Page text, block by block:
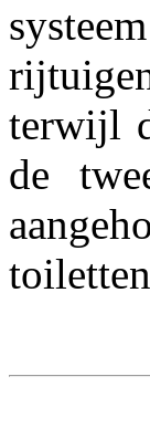
terwijl
de